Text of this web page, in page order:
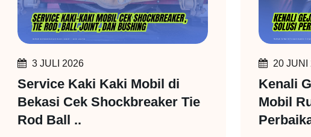
3 JULI 2026
Service Kaki Kaki Mobil di
Bekasi Cek Shockbreaker Tie
Rod Ball ..
20 JUNI
Kenali
Mobil